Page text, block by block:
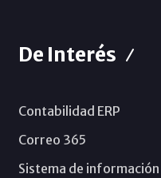
De Interés
Contabilidad ERP
Correo 365
Sistema de información